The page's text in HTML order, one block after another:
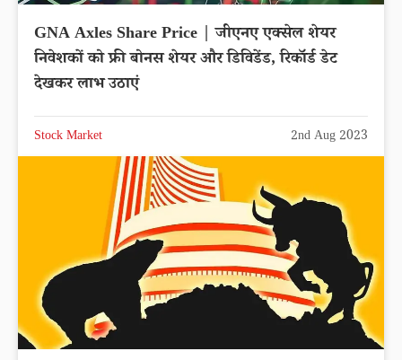
GNA Axles Share Price | जीएनए एक्सेल शेयर
निवेशकों को फ्री बोनस शेयर और डिविडेंड, रिकॉर्ड डेट
देखकर लाभ उठाएं
Stock Market 2nd Aug 2023